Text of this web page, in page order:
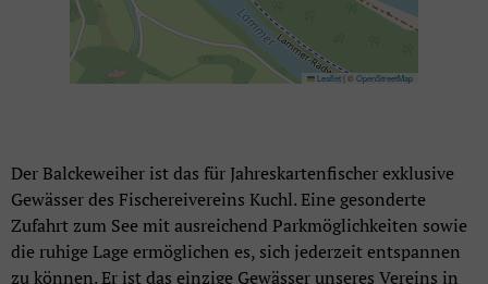
Leaflet ©OpenStreetMap
Der Balckeweiher ist das für Jahreskartenfischer exklusive
Gewässer des Fischereivereins Kuchl. Eine gesonderte
Zufahrt zum See mit ausreichend Parkmöglichkeiten sowie
die ruhige Lage ermöglichen es, sich jederzeit entspannen
zu können. Er ist das einzige Gewässer unseres Vereins in